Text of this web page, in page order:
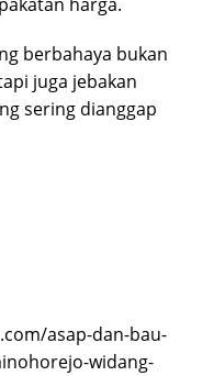
berbahaya bukan
juga jebakan
sering dianggap
asap-dan-bau-
widang-